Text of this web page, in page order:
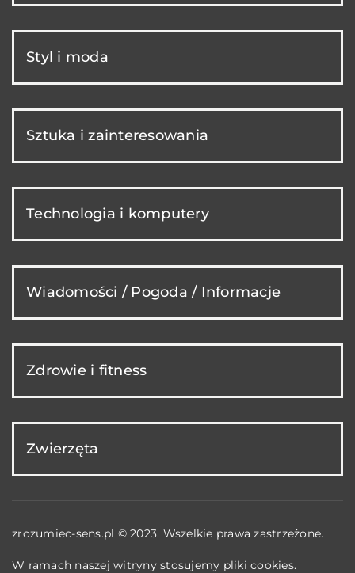
Styl i moda
Sztuka i zainteresowania
Technologia i komputery
Wiadomości / Pogoda / Informacje
Zdrowie i fitness
Zwierzęta
zrozumiec-sens.pl © 2023. Wszelkie prawa zastrzeżone.
W ramach naszej witryny stosujemy pliki cookies.